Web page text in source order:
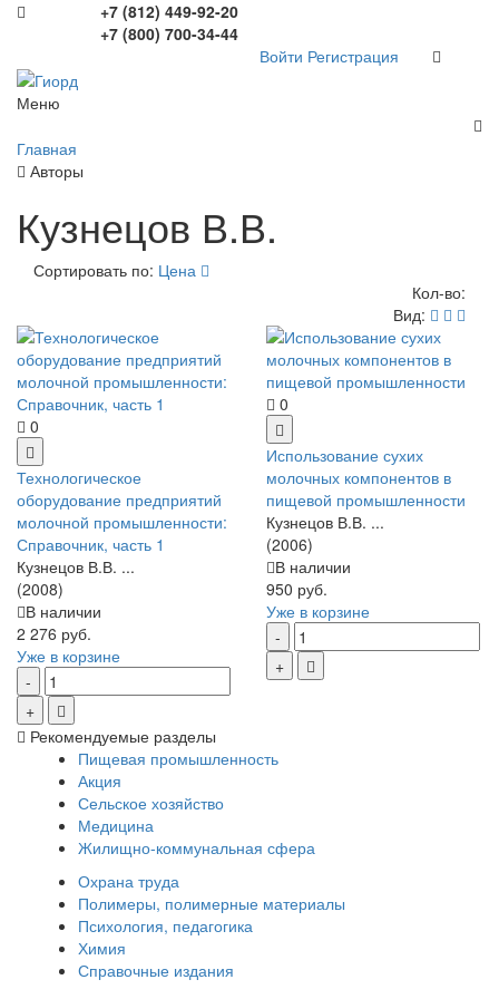
+7 (812) 449-92-20
+7 (800) 700-34-44
Войти Регистрация
Меню
Главная
Авторы
Кузнецов В.В.
Сортировать по: Цена
Кол-во:
Вид:
0
Технологическое
оборудование предприятий
молочной промышленности:
Справочник, часть 1
Кузнецов В.В. ...
(2008)
В наличии
2 276 руб.
Уже в корзине
0
Использование сухих
молочных компонентов в
пищевой промышленности
Кузнецов В.В. ...
(2006)
В наличии
950 руб.
Уже в корзине
Рекомендуемые разделы
Пищевая промышленность
Акция
Сельское хозяйство
Медицина
Жилищно-коммунальная сфера
Охрана труда
Полимеры, полимерные материалы
Психология, педагогика
Химия
Справочные издания